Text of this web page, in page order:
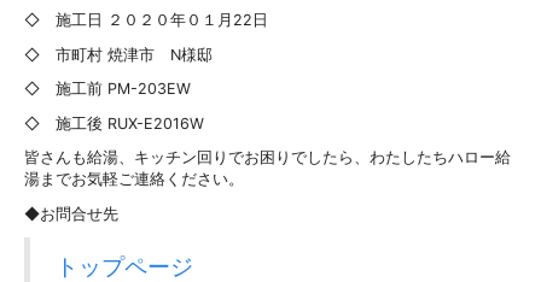
◇ 施工日 ２０２０年０１月22日
◇ 市町村 焼津市 N様邸
◇ 施工前 PM-203EW
◇ 施工後 RUX-E2016W
皆さんも給湯、キッチン回りでお困りでしたら、わたしたちハロー給
湯までお気軽ご連絡ください。
◆お問合せ先
トップページ